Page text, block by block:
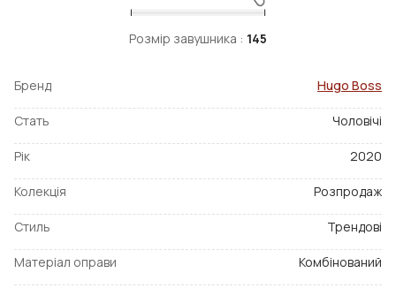
Розмір завушника : 145
Бренд Hugo Boss
Стать Чоловічі
Рік 2020
Колекція Розпродаж
Стиль Трендові
Матеріал оправи Комбінований